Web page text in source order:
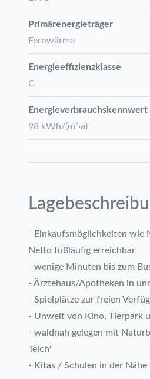
Primärenergieträger
Fernwärme
Energie­effizienz­klasse
C
Energie­verbrauchs­kennwert
98 kWh/(m²·a)
- Einkaufsmöglichkeiten wie
Netto fußläufig erreichbar
- wenige Minuten bis zum
- Ärztehaus/Apotheken in
- Spielplätze zur freien
- Unweit von Kino, Tierpark
- waldnah gelegen mit
Teich"
- Kitas / Schulen in der Nähe